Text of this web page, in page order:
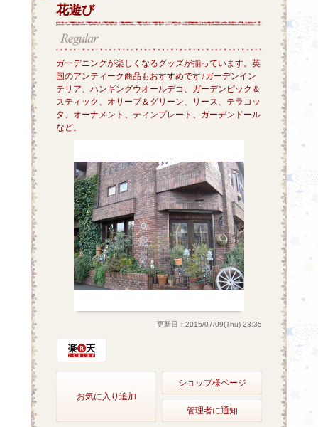
花遊び
ガーデニングが楽しくなるグッズが揃っています。英
国のアンティーク商品もおすすめです♪ガーデンイン
テリア、ハンギングウオールデコ、ガーデンピック＆
スティック、オリーブ＆グリーン、リース、テラコッ
タ、オーナメント、ティンプレート、ガーデンドール
など。
更新日：2015/07/09(Thu) 23:35
お気に入り追加
ショップ様ページ
管理者に通知